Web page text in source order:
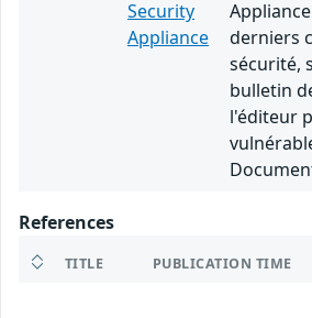
Security
Appliance
derniers
sécurité,
bulletin
l'éditeur
References
TITLE PUBLICATION TIME